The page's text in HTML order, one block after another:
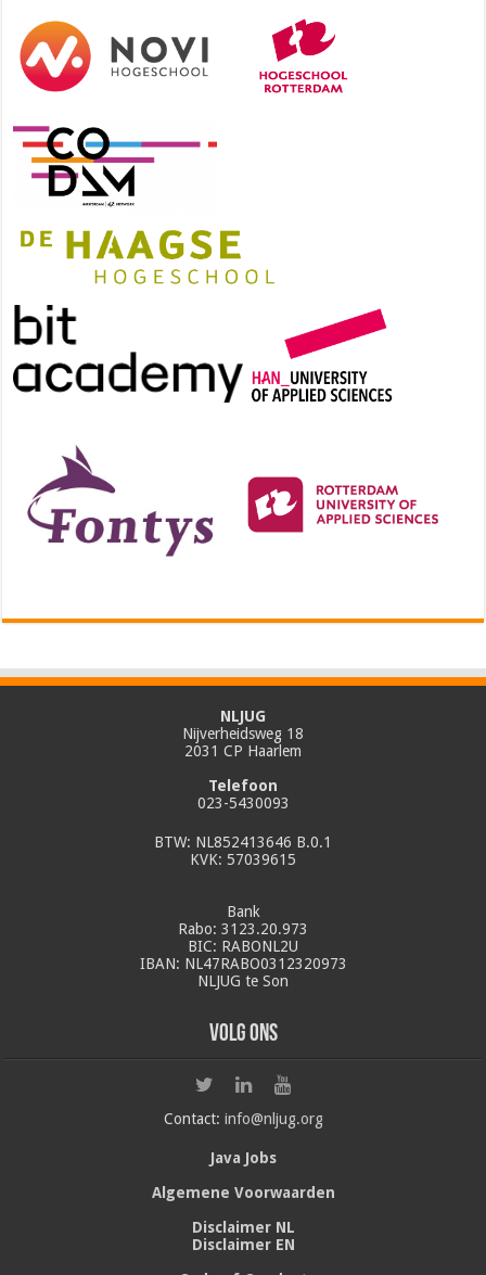
NLJUG
Nijverheidsweg 18
2031 CP Haarlem
Telefoon
023-5430093
BTW: NL852413646 B.0.1
KVK: 57039615
Bank
Rabo: 3123.20.973
BIC: RABONL2U
IBAN: NL47RABO0312320973
NLJUG te Son
Volg ons
Contact: info@nljug.org
Java Jobs
Algemene Voorwaarden
Disclaimer NL
Disclaimer EN